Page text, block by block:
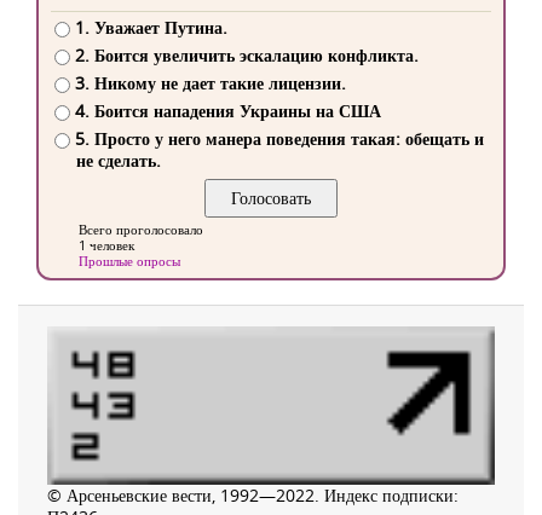
1. Уважает Путина.
2. Боится увеличить эскалацию конфликта.
3. Никому не дает такие лицензии.
4. Боится нападения Украины на США
5. Просто у него манера поведения такая: обещать и
не сделать.
Всего проголосовало
1 человек
Прошлые опросы
© Арсеньевские вести, 1992—2022. Индекс подписки: